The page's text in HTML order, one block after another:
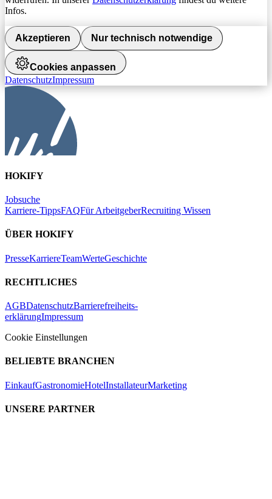
Infos.
Akzeptieren Nur technisch notwendige
Cookies anpassen
DatenschutzImpressum
HOKIFY
Jobsuche
Karriere-TippsFAQFür ArbeitgeberRecruiting Wissen
ÜBER HOKIFY
PresseKarriereTeamWerteGeschichte
RECHTLICHES
AGBDatenschutzBarrierefreiheits-
erklärungImpressum
Cookie Einstellungen
BELIEBTE BRANCHEN
EinkaufGastronomieHotelInstallateurMarketing
UNSERE PARTNER